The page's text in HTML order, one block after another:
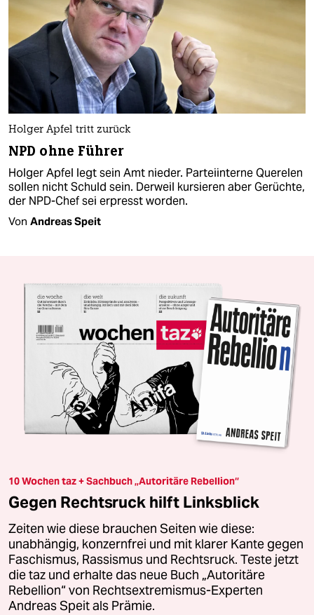
Holger Apfel tritt zurück
NPD ohne Führer
Holger Apfel legt sein Amt nieder. Parteiinterne Querelen
sollen nicht Schuld sein. Derweil kursieren aber Gerüchte,
der NPD-Chef sei erpresst worden.
Von Andreas Speit
10 Wochen taz + Sachbuch „Autoritäre Rebellion“
Gegen Rechtsruck hilft Linksblick
Zeiten wie diese brauchen Seiten wie diese:
unabhängig, konzernfrei und mit klarer Kante gegen
Faschismus, Rassismus und Rechtsruck. Teste jetzt
die taz und erhalte das neue Buch „Autoritäre
Rebellion“ von Rechtsextremismus-Experten
Andreas Speit als Prämie.